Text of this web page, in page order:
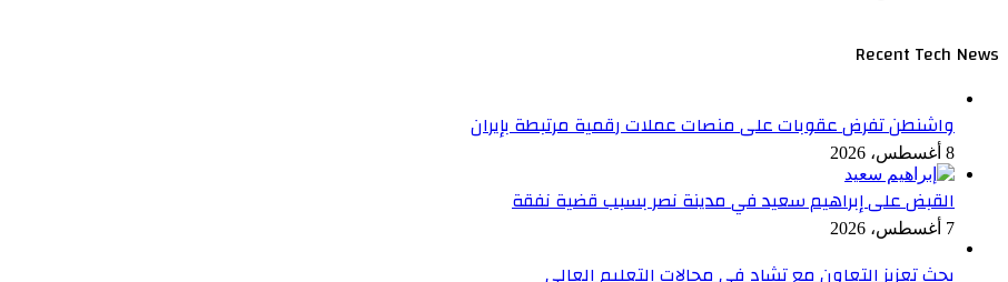
Recent Tech News
واشنطن تفرض عقوبات على منصات عملات رقمية مرتبطة بإيران
8 أغسطس، 2026
القبض على إبراهيم سعيد في مدينة نصر بسبب قضية نفقة
7 أغسطس، 2026
بحث تعزيز التعاون مع تشاد في مجالات التعليم العالي